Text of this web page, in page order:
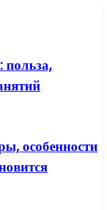
польза,
особенности